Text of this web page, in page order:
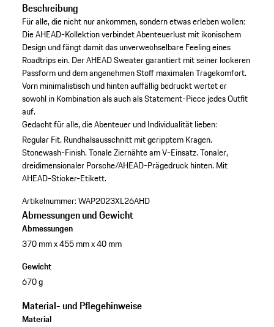
Beschreibung
Für alle, die nicht nur ankommen, sondern etwas erleben wollen:
Die AHEAD-Kollektion verbindet Abenteuerlust mit ikonischem
Design und fängt damit das unverwechselbare Feeling eines
Roadtrips ein. Der AHEAD Sweater garantiert mit seiner lockeren
Passform und dem angenehmen Stoff maximalen Tragekomfort.
Vorn minimalistisch und hinten auffällig bedruckt wertet er
sowohl in Kombination als auch als Statement-Piece jedes Outfit
auf.
Gedacht für alle, die Abenteuer und Individualität lieben:
Regular Fit. Rundhalsausschnitt mit geripptem Kragen.
Stonewash-Finish.Tonale Ziernähte am V-Einsatz.Tonaler,
dreidimensionaler Porsche/AHEAD-Prägedruck hinten. Mit
AHEAD-Sticker-Etikett.
Artikelnummer:WAP2023XL26AHD
Abmessungen und Gewicht
Abmessungen
370 mm x 455 mm x 40 mm
Gewicht
670 g
Material- und Pflegehinweise
Material